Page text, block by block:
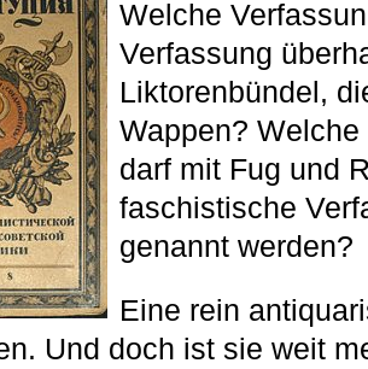
Welche
Verfassung
Liktorenbündel,
Wappen?
darf mit Fug und
faschistische
genannt werden?
Eine rein
Und doch ist sie weit